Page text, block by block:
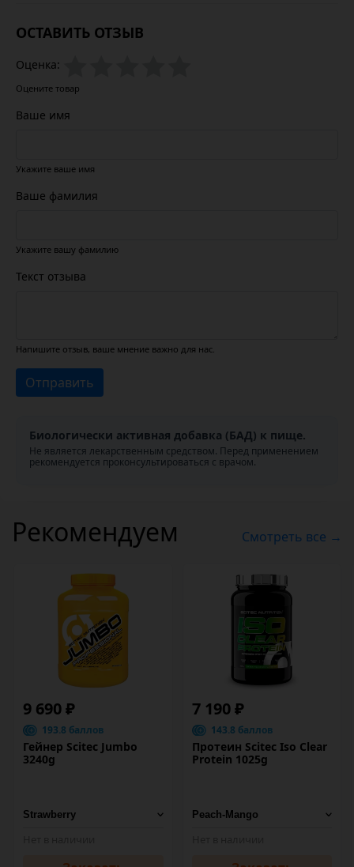
ОСТАВИТЬ ОТЗЫВ
Оценка:
Оцените товар
Ваше имя
Укажите ваше имя
Ваше фамилия
Укажите вашу фамилию
Текст отзыва
Напишите отзыв, ваше мнение важно для нас.
Отправить
Биологически активная добавка (БАД) к пище.
Не является лекарственным средством. Перед применением
рекомендуется проконсультироваться с врачом.
Рекомендуем Смотреть все →
9 690 ₽
193.8 баллов
Гейнер Scitec Jumbo
3240g
7 190 ₽
143.8 баллов
Протеин Scitec Iso Clear
Protein 1025g